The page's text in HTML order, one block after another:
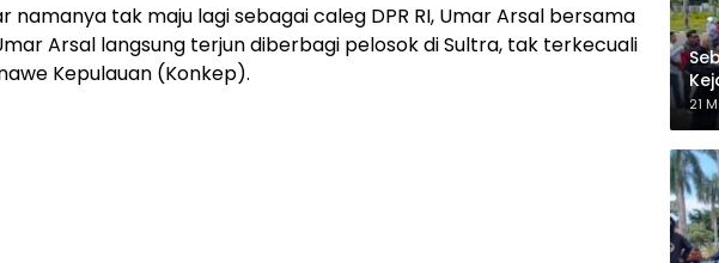
namanya tak maju lagi sebagai caleg DPR RI, Umar Arsal bersama
Arsal langsung terjun diberbagi pelosok di Sultra, tak terkecuali
Kepulauan (Konkep).
21